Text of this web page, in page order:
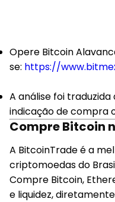
Opere Bitcoin
se: https://
A análise foi traduzida
indicação de compra
Compre Bitcoin
A BitcoinTrade é a
criptomoedas do
Compre Bitcoin,
e liquidez,